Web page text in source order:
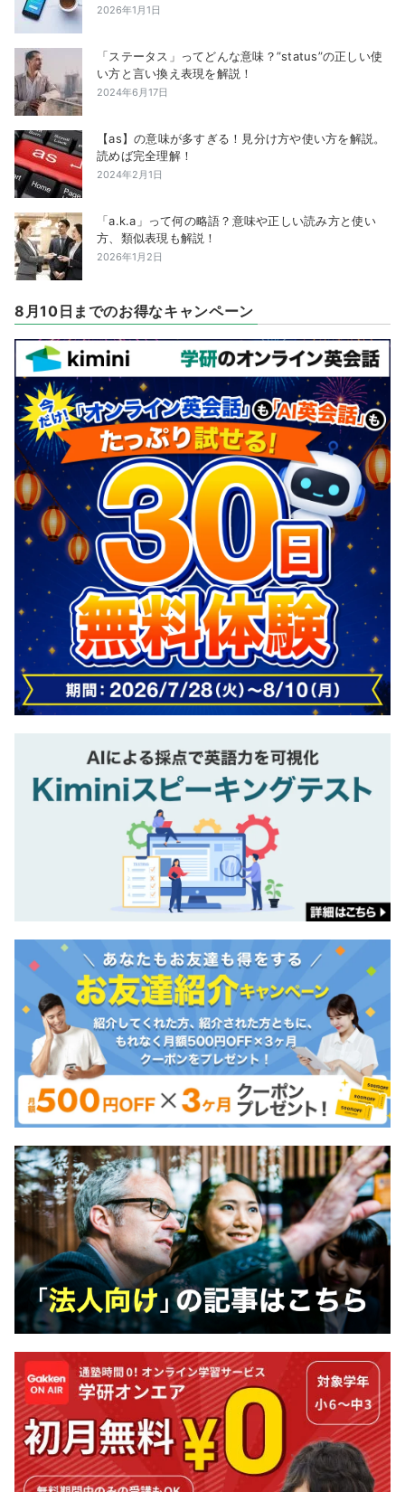
2026年1月1日
「ステータス」ってどんな意味？”status”の正しい使
い方と言い換え表現を解説！
2024年6月17日
【as】の意味が多すぎる！見分け方や使い方を解説。
読めば完全理解！
2024年2月1日
「a.k.a」って何の略語？意味や正しい読み方と使い
方、類似表現も解説！
2026年1月2日
8月10日までのお得なキャンペーン